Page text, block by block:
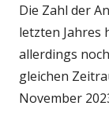
Die Zahl der
letzten Jahres
allerdings
gleichen
November